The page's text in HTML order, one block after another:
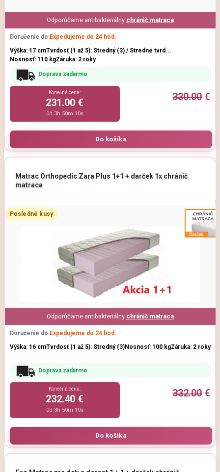
Odporúčame antibakteriálny chránič matraca
Doručenie do:Expedujeme do 24 hod.
Výška: 17 cmTvrdosť (1 až 5): Stredný (3) / Stredne tvrd...
Nosnosť: 110 kgZáruka: 2 roky
Doprava zadarmo
330.00€
Konečná cena:
231.00 €
0d 3h 50m 9s
Matrac Orthopedic Zara Plus 1+1 + darček 1x chránič
matraca
Posledné kusy
Odporúčame antibakteriálny chránič matraca
Doručenie do:Expedujeme do 24 hod.
Výška: 16 cmTvrdosť (1 až 5): Stredný (3)Nosnosť: 100 kgZáruka: 2 roky
Doprava zadarmo
332.00€
Konečná cena:
232.40 €
0d 3h 50m 9s